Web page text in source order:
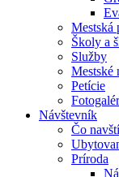
Mestská
Školy a
Služby
Mestské
Petície
Návštevník
Čo
Príroda